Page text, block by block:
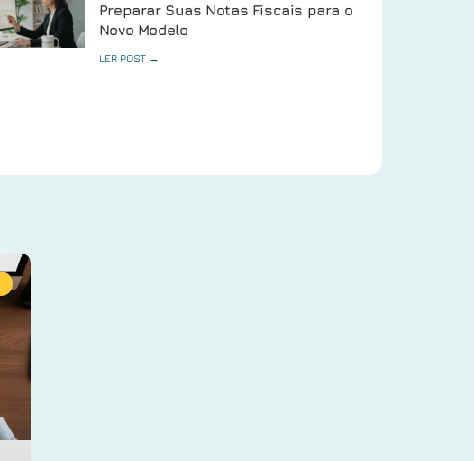
Preparar Suas Notas Fiscais para o
Novo Modelo
LER POST →